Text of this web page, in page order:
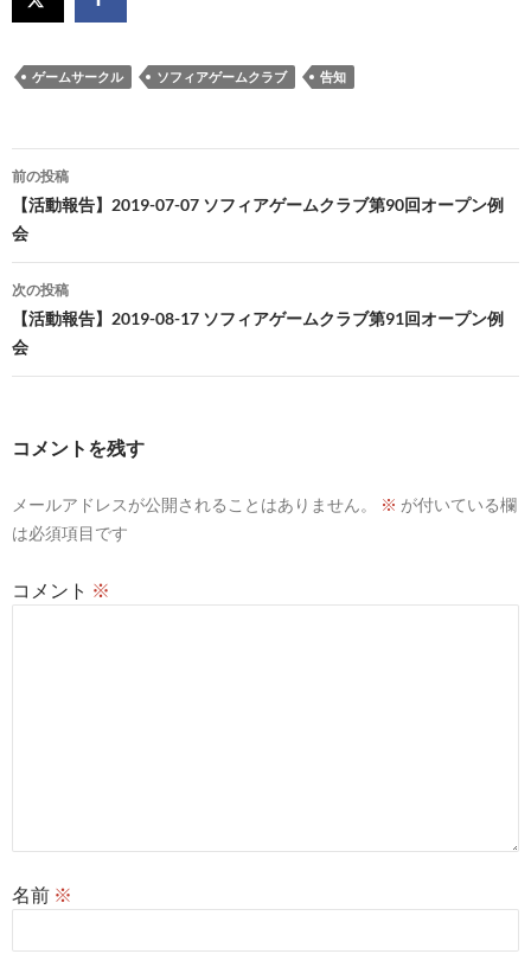
ゲームサークル ソフィアゲームクラブ 告知
投
稿
ナ
ビ
ゲ
ー
ョ
ン
前の投稿
【活動報告】2019-07-07 ソフィアゲームクラブ第90回オープン例
会
次の投稿
【活動報告】2019-08-17 ソフィアゲームクラブ第91回オープン例
会
コメントを残す
メールアドレスが公開されることはありません。 ※ が付いている欄
は必須項目です
コメント ※
名前 ※